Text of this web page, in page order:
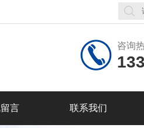
咨询
言 联系我们